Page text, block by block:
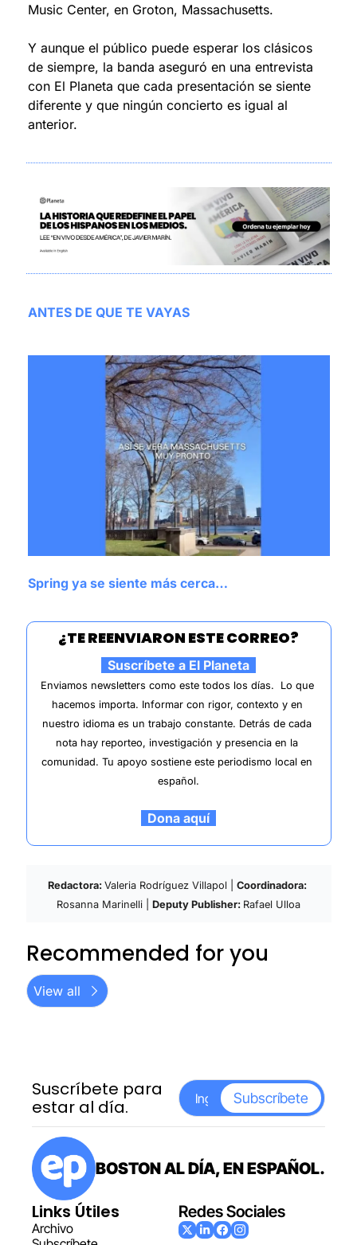
Music Center, en Groton, Massachusetts.
Y aunque el público puede esperar los clásicos
de siempre, la banda aseguró en una entrevista
con El Planeta que cada presentación se siente
diferente y que ningún concierto es igual al
anterior.
ANTES DE QUE TE VAYAS
Spring ya se siente más cerca…
¿TE REENVIARON ESTE CORREO?
  Suscríbete a El Planeta
Enviamos newsletters como este todos los días. Lo que
hacemos importa. Informar con rigor, contexto y en
nuestro idioma es un trabajo constante. Detrás de cada
nota hay reporteo, investigación y presencia en la
comunidad. Tu apoyo sostiene este periodismo local en
español.
  Dona aquí
Redactora: Valeria Rodríguez Villapol |
Rosanna Marinelli | Deputy Publisher: Rafael Ulloa
Recommended for you
View all
Suscríbete para
estar al día.
Subscríbete
BOSTON AL DÍA, EN ESPAÑOL.
Links Útiles
Archivo
Redes Sociales